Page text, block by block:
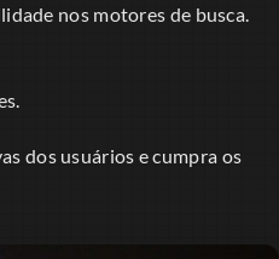
nos motores de busca.
dos usuários e cumpra os